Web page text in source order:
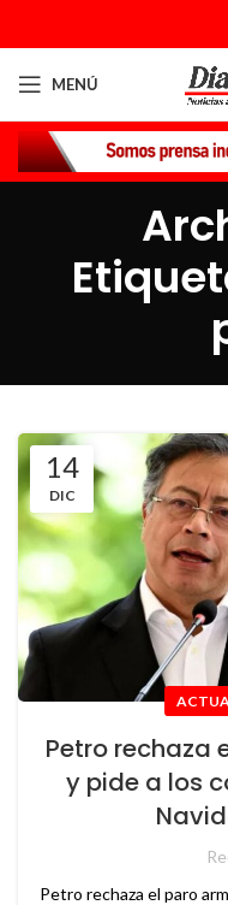
MENÚ
14
DIC
Petro rechaza
y pide a los
Petro rechaza el paro